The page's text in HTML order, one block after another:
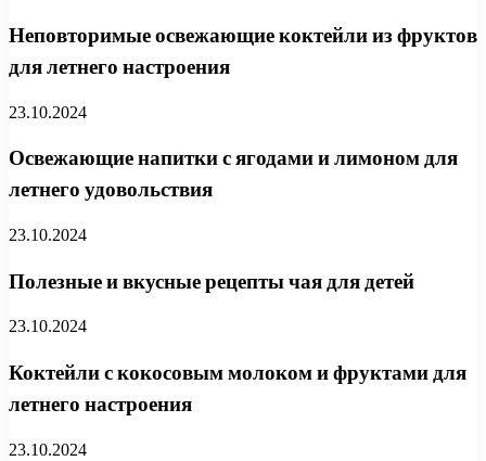
Неповторимые освежающие коктейли из фруктов
для летнего настроения
23.10.2024
Освежающие напитки с ягодами и лимоном для
летнего удовольствия
23.10.2024
Полезные и вкусные рецепты чая для детей
23.10.2024
Коктейли с кокосовым молоком и фруктами для
летнего настроения
23.10.2024